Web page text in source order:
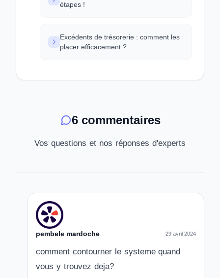
étapes !
Excédents de trésorerie : comment les
placer efficacement ?
6 commentaires
Vos questions et nos réponses d'experts
pembele mardoche 29 avril 2024
comment contourner le systeme quand
vous y trouvez deja?